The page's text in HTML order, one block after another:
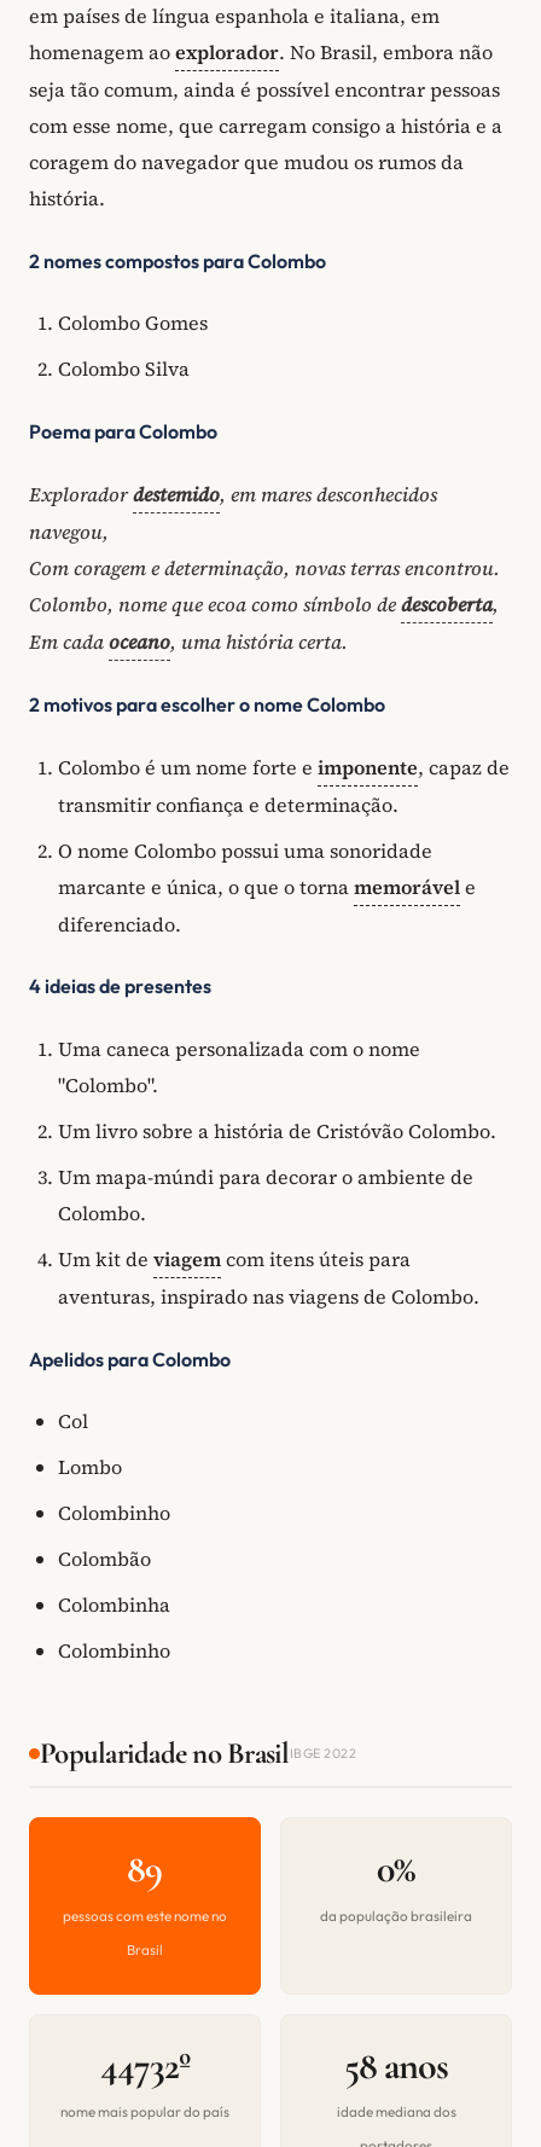
em países de língua espanhola e italiana, em
homenagem aoexplorador. No Brasil, embora não
seja tão comum, ainda é possível encontrar pessoas
com esse nome, que carregam consigo a história e a
coragem do navegador que mudou os rumos da
história.
2 nomes compostos para Colombo
Colombo Gomes
Colombo Silva
Poema para Colombo
Exploradordestemido, em mares desconhecidos
navegou,
Com coragem e determinação, novas terras encontrou.
Colombo, nome que ecoa como símbolo dedescoberta,
Em cadaoceano, uma história certa.
2 motivos para escolher o nome Colombo
Colombo é um nome forte e imponente, capaz de
transmitir confiança e determinação.
O nome Colombo possui uma sonoridade
marcante e única, o que o tornamemorávele
diferenciado.
4 ideias de presentes
Uma caneca personalizada com o nome
"Colombo".
Um livro sobre a história de Cristóvão Colombo.
Um mapa-múndi para decorar o ambiente de
Colombo.
Um kit de viagemcom itens úteis para
aventuras, inspirado nas viagens de Colombo.
Apelidos para Colombo
Col
Lombo
Colombinho
Colombão
Colombinha
Colombinho
Popularidade no BrasilIBGE 2022
89
pessoas com este nome no
Brasil
0%
da população brasileira
44732º
nome mais popular do país
58 anos
idade mediana dos